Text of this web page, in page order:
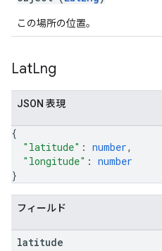
この場所の位置。
LatLng
JSON 表現
{
"latitude" : number,
"longitude" : number
}
フィールド
latitude